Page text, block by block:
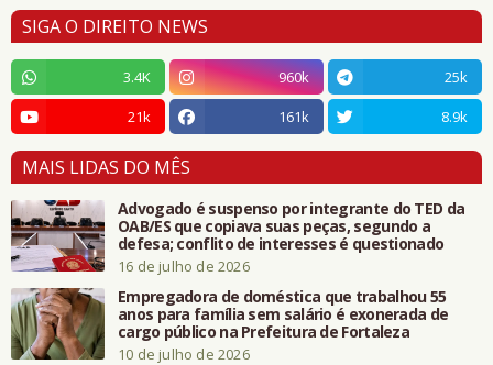
SIGA O DIREITO NEWS
3.4K 960k
25k
21k
161k 8.9k
MAIS LIDAS DO MÊS
Advogado é suspenso por integrante do TED da
OAB/ES que copiava suas peças, segundo a
defesa; conflito de interesses é questionado
16 de julho de 2026
Empregadora de doméstica que trabalhou 55
anos para família sem salário é exonerada de
cargo público na Prefeitura de Fortaleza
10 de julho de 2026